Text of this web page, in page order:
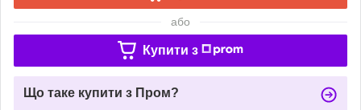
або
Купити з
Що таке купити з Пром?